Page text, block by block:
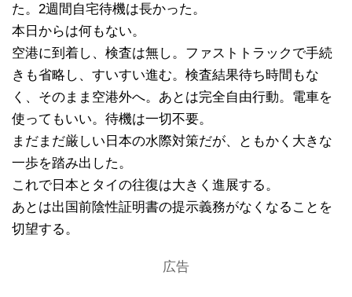
た。2週間自宅待機は長かった。
本日からは何もない。
空港に到着し、検査は無し。ファストトラックで手続
きも省略し、すいすい進む。検査結果待ち時間もな
く、そのまま空港外へ。あとは完全自由行動。電車を
使ってもいい。待機は一切不要。
まだまだ厳しい日本の水際対策だが、ともかく大きな
一歩を踏み出した。
これで日本とタイの往復は大きく進展する。
あとは出国前陰性証明書の提示義務がなくなることを
切望する。
広告